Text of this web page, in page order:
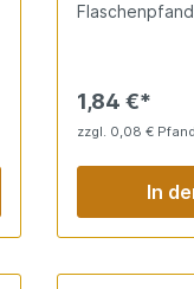
Flaschenpfand
1,84 €*
zzgl. 0,08 € Pfand
In